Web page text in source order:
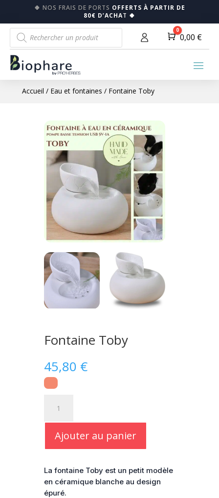
🍀 NOS FRAIS DE PORTS OFFERTS À PARTIR DE
80€ D’ACHAT 🍀
Recherche
de
produits
Panier
0
0,00 €
Accueil / Eau et fontaines / Fontaine Toby
Fontaine Toby
45,80 €
Fontaine
TobyAjouter au panier
La fontaine Toby est un petit modèle
en céramique blanche au design
épuré.